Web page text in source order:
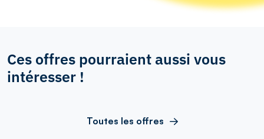
Ces offres pourraient aussi vous
intéresser !
Toutes les offres